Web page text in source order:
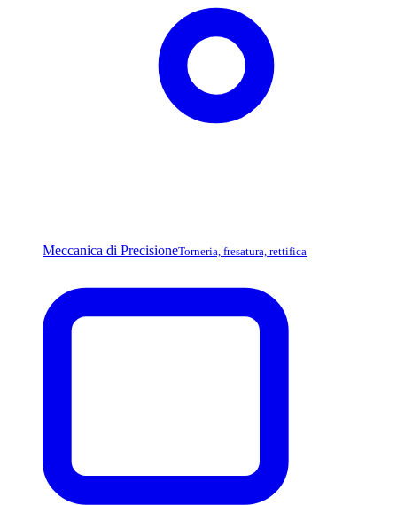
Meccanica di PrecisioneTorneria, fresatura, rettifica